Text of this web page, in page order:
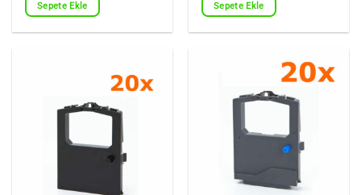
Sepete Ekle Sepete Ekle